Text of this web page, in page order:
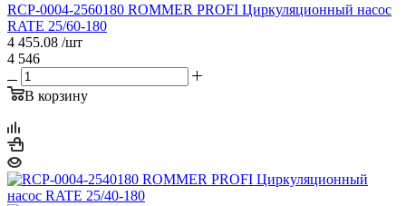
RCP-0004-2560180 ROMMER PROFI Циркуляционный насос
RATE 25/60-180
4 455.08 /шт
4 546
В корзину